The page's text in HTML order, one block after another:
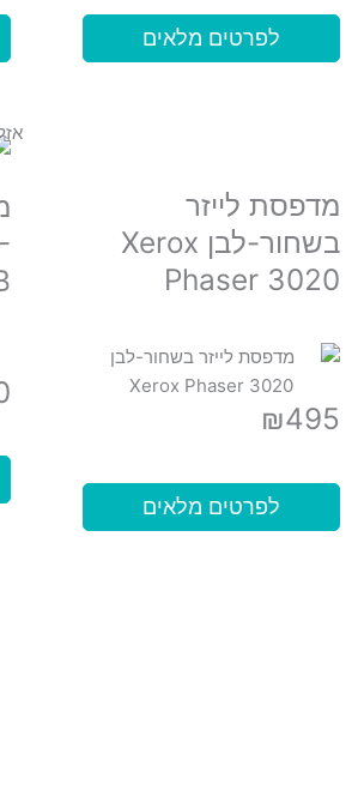
עד
לפרטים מלאים
מדפסת לייזר
בשחור-לבן Xerox
Phaser 3020
₪495
לפרטים מלאים